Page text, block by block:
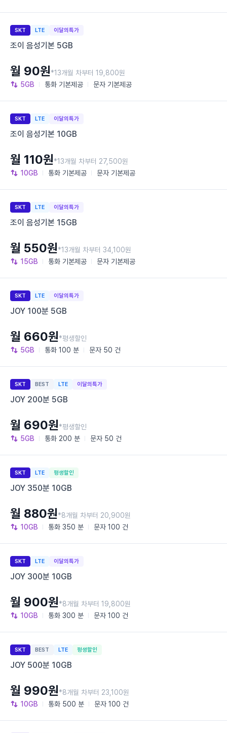
SKT LTE 이달의특가
조이 음성기본 5GB
5GB 통화 기본제공 문자 기본제공
월 90원*13개월 차부터 19,800원
SKT LTE 이달의특가
조이 음성기본 10GB
10GB 통화 기본제공 문자 기본제공
월 110원*13개월 차부터 27,500원
SKT LTE 이달의특가
조이 음성기본 15GB
15GB 통화 기본제공 문자 기본제공
월 550원*13개월 차부터 34,100원
SKT LTE 이달의특가
JOY 100분 5GB
5GB 통화 100 분 문자 50 건
월 660원*평생할인
SKT BEST LTE 이달의특가
JOY 200분 5GB
5GB 통화 200 분 문자 50 건
월 690원*평생할인
SKT LTE 평생할인
JOY 350분 10GB
10GB 통화 350 분 문자 100 건
월 880원*8개월 차부터 20,900원
SKT LTE 이달의특가
JOY 300분 10GB
10GB 통화 300 분 문자 100 건
월 900원*8개월 차부터 19,800원
SKT BEST LTE 평생할인
JOY 500분 10GB
10GB 통화 500 분 문자 100 건
월 990원*8개월 차부터 23,100원